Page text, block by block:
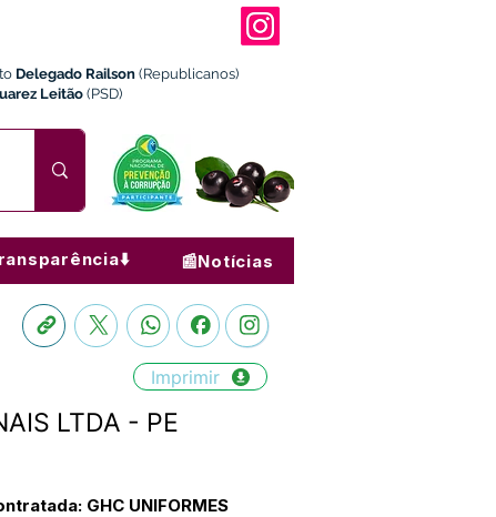
Delegado Railson (Republicanos)
Leitão (PSD)
📰Notícias
Imprimir
LTDA - PE
GHC UNIFORMES